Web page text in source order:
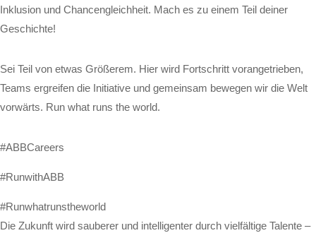
Inklusion und Chancengleichheit. Mach es zu einem Teil deiner
Geschichte!
Sei Teil von etwas Größerem. Hier wird Fortschritt vorangetrieben,
Teams ergreifen die Initiative und gemeinsam bewegen wir die Welt
vorwärts. Run what runs the world.
#ABBCareers
#RunwithABB
#Runwhatrunstheworld
Die Zukunft wird sauberer und intelligenter durch vielfältige Talente –